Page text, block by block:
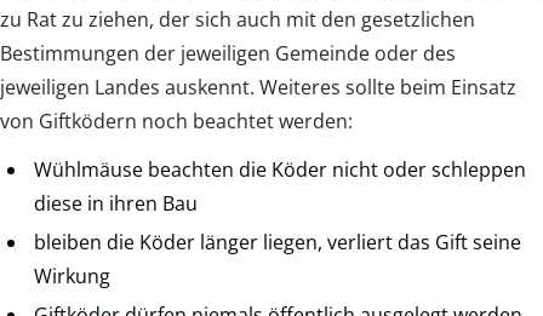
zu Rat zu ziehen, der sich auch mit den gesetzlichen
Bestimmungen der jeweiligen Gemeinde oder des
jeweiligen Landes auskennt. Weiteres sollte beim Einsatz
von Giftködern noch beachtet werden:
Wühlmäuse beachten die Köder nicht oder schleppen
diese in ihren Bau
bleiben die Köder länger liegen, verliert das Gift seine
Wirkung